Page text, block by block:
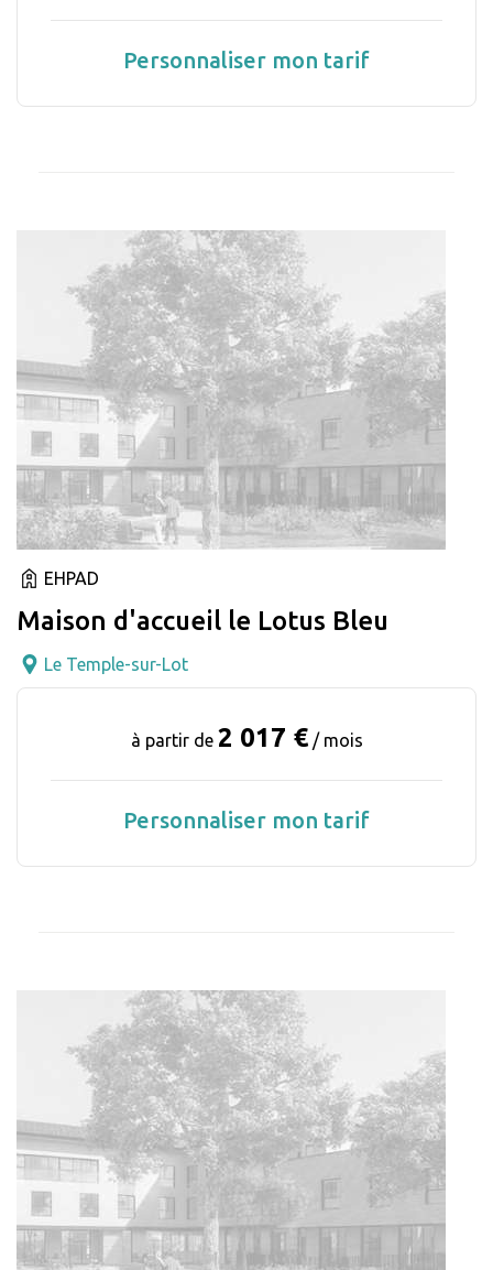
Personnaliser mon tarif
EHPAD
Maison d'accueil le Lotus Bleu
Le Temple-sur-Lot
à partir de 2 017 € / mois
Personnaliser mon tarif